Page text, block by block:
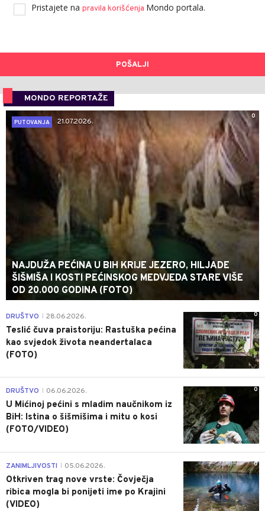
Pristajete na pravila korišćenja Mondo portala.
POŠALJI
MONDO REPORTAŽE
0
PUTOVANJA
21.07.2026.
NAJDUŽA PEĆINA U BIH KRIJE JEZERO, HILJADE
ŠIŠMIŠA I KOSTI PEĆINSKOG MEDVJEDA STARE VIŠE
OD 20.000 GODINA (FOTO)
0
DRUŠTVO 28.06.2026.
Teslić čuva praistoriju: Rastuška pećina
kao svjedok života neandertalaca
(FOTO)
0
DRUŠTVO 06.06.2026.
U Mićinoj pećini s mladim naučnikom iz
BiH: Istina o šišmišima i mitu o kosi
(FOTO/VIDEO)
0
ZANIMLJIVOSTI 05.06.2026.
Otkriven trag nove vrste: Čovječja
ribica mogla bi ponijeti ime po Krajini
(VIDEO)